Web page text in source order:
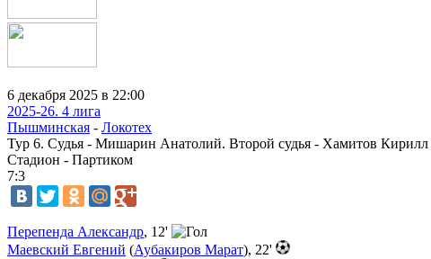
6 декабря 2025 в 22:00
2025-26. 4 лига
Пышминская - Локотех
Тур 6. Судья - Мишарин Анатолий. Второй судья - Хамитов
Стадион - Партиком
7:3
Перепенда Александр, 12'
Маевский Евгений (Аубакиров Марат), 22'